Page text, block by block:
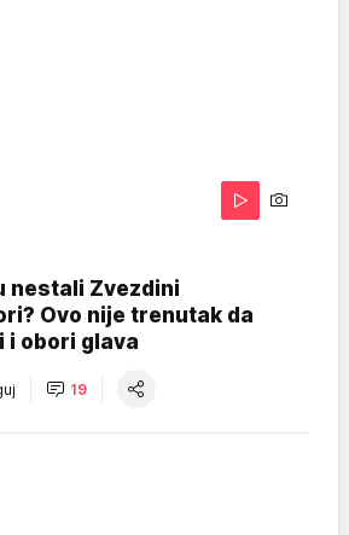
nestali Zvezdini
Ovo nije trenutak da
i obori glava
19